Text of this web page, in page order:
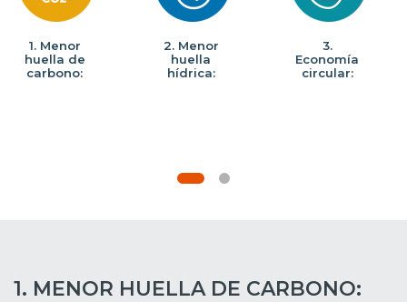
Acceso trabajadores/as
1. Menor
huella de
carbono:
2. Menor
huella
hídrica:
3.
Economía
circular:
1. MENOR HUELLA DE CARBONO: